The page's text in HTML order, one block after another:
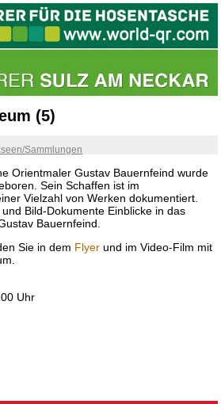
(5)
Sammlungen
Orientmaler Gustav Bauernfeind wurde
Sein Schaffen ist im
Vielzahl von Werken dokumentiert.
Bild-Dokumente Einblicke in das
Bauernfeind.
Sie in dem Flyer und im Video-Film mit
Uhr